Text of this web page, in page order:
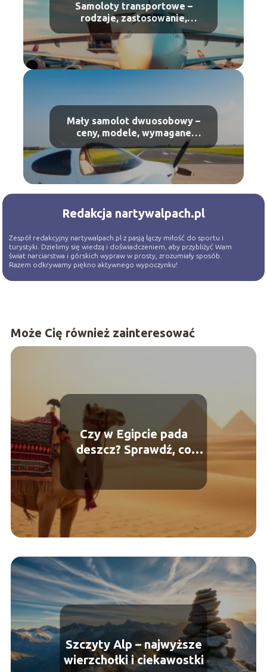
Samoloty transportowe –
rodzaje, zastosowanie,
największe modele
Mały samolot dwuosobowy –
ceny, modele, wymagane
uprawnienia
Redakcja nartywalpach.pl
Zespół redakcyjny nartywalpach.pl z pasją łączy miłość do sportu i
turystyki. Dzielimy się wiedzą i doświadczeniem, aby przybliżyć Wam
świat narciarstwa i górskich wypraw w prosty, zrozumiały sposób.
Razem odkrywamy piękno aktywnego wypoczynku!
Może Cię również zainteresować
Czy w Egipcie pada
deszcz? Sprawdź, co
warto wiedzieć!
Szczyty Alp – najwyższe
wierzchołki i ciekawostki